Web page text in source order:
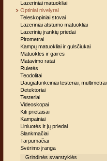
Lazeriniai matuokliai
Optiniai nivelyrai
Teleskopiniai stovai
Lazeriniai atstumo matuokliai
Lazerinių įrankių priedai
Pirometrai
Kampų matuokliai ir gulsčiukai
Matuoklės ir gairės
Matavimo ratai
Ruletės
Teodolitai
Daugiafunkciniai testeriai, multimetrai
Detektoriai
Testeriai
Videoskopai
Kiti prietaisai
Kampainiai
Liniuotės ir jų priedai
Slankmačiai
Tarpumačiai
Svėrimo įranga
Grindinės svarstyklės